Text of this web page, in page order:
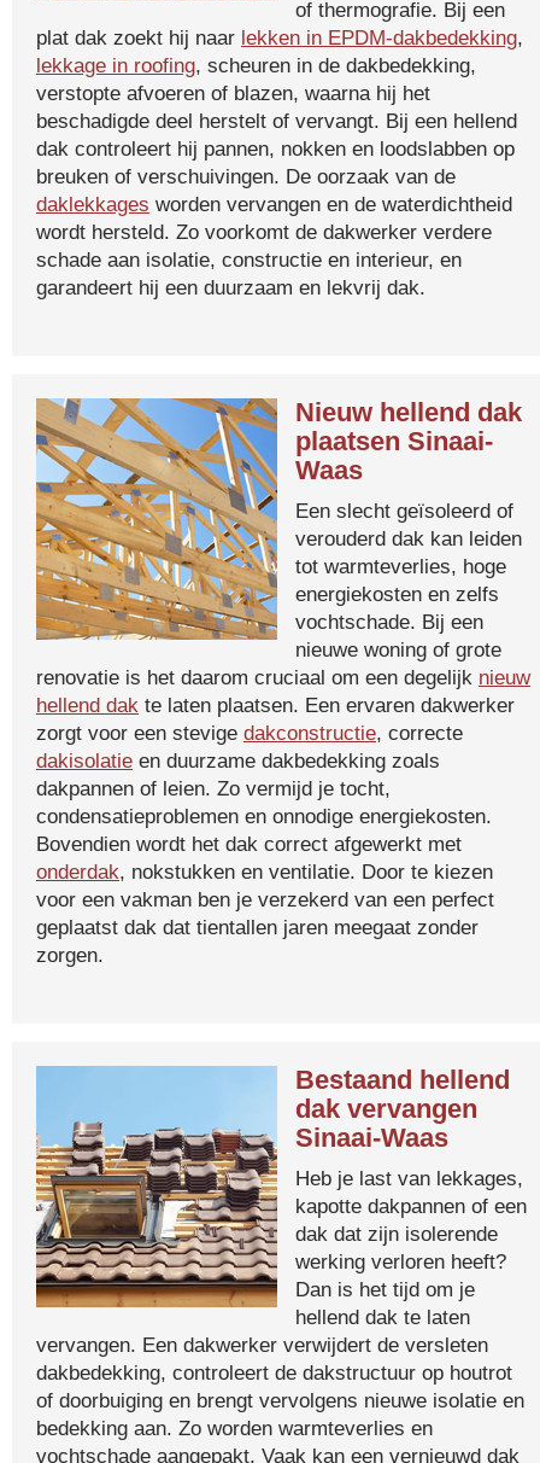
of thermografie. Bij een
plat dak zoekt hij naar lekken in EPDM-dakbedekking,
lekkage in roofing, scheuren in de dakbedekking,
verstopte afvoeren of blazen, waarna hij het
beschadigde deel herstelt of vervangt. Bij een hellend
dak controleert hij pannen, nokken en loodslabben op
breuken of verschuivingen. De oorzaak van de
daklekkages worden vervangen en de waterdichtheid
wordt hersteld. Zo voorkomt de dakwerker verdere
schade aan isolatie, constructie en interieur, en
garandeert hij een duurzaam en lekvrij dak.
Nieuw hellend dak
plaatsen Sinaai-
Waas
Een slecht geïsoleerd of
verouderd dak kan leiden
tot warmteverlies, hoge
energiekosten en zelfs
vochtschade. Bij een
nieuwe woning of grote
renovatie is het daarom cruciaal om een degelijk nieuw
hellend dak te laten plaatsen. Een ervaren dakwerker
zorgt voor een stevige dakconstructie, correcte
dakisolatie en duurzame dakbedekking zoals
dakpannen of leien. Zo vermijd je tocht,
condensatieproblemen en onnodige energiekosten.
Bovendien wordt het dak correct afgewerkt met
onderdak, nokstukken en ventilatie. Door te kiezen
voor een vakman ben je verzekerd van een perfect
geplaatst dak dat tientallen jaren meegaat zonder
zorgen.
Bestaand hellend
dak vervangen
Sinaai-Waas
Heb je last van lekkages,
kapotte dakpannen of een
dak dat zijn isolerende
werking verloren heeft?
Dan is het tijd om je
hellend dak te laten
vervangen. Een dakwerker verwijdert de versleten
dakbedekking, controleert de dakstructuur op houtrot
of doorbuiging en brengt vervolgens nieuwe isolatie en
bedekking aan. Zo worden warmteverlies en
vochtschade aangepakt. Vaak kan een vernieuwd dak